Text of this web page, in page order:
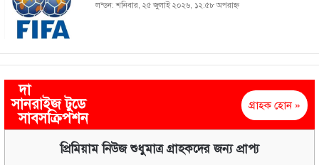
লন্ডন: শনিবার, ২৫ জুলাই ২০২৬, ১২:৫৮ অপরাহ্ণ
দা
সানরাইজ টুডে
সাবসক্রিপশন
গ্রাহক হোন »
প্রিমিয়াম নিউজ শুধুমাত্র গ্রাহকদের জন্য প্রাপ্য